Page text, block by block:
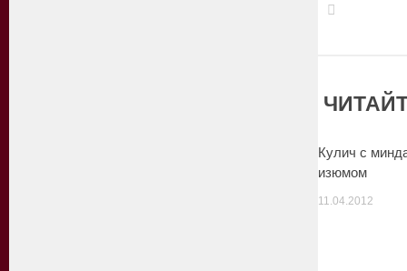
Кулич с
изюмом
11.04.2012